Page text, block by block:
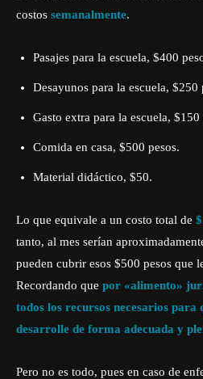
costos semanalmente.
Pasajes para la escuela, $400
Desayunos para la escuela, $250
Gasto extra para la escuela, $150
Comida en casa, $500 pesos.
Material didáctico, $50.
Lo que equivale a un costo total de
tanto, al mes serían
pueden cubrir esos $500 pesos que
Recordando que por «alimento»
todos los recursos necesarios para
desarrolle de forma adecuada y
Pero no es todo, pues en caso de